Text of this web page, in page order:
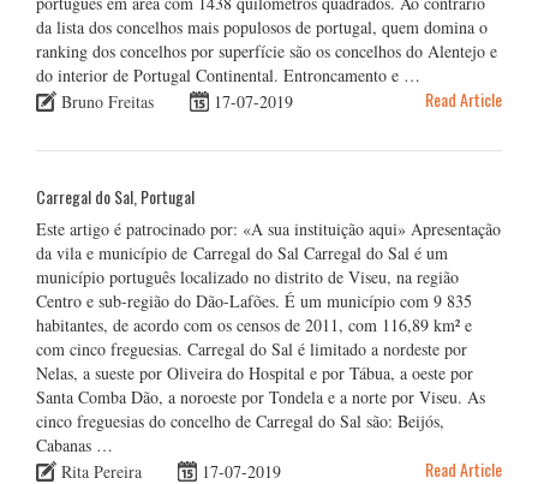
da lista dos concelhos mais populosos de portugal, quem domina o
ranking dos concelhos por superfície são os concelhos do Alentejo e
do interior de Portugal Continental. Entroncamento e …
Bruno Freitas
17-07-2019 Read Article
Carregal do Sal, Portugal
Este artigo é patrocinado por: «A sua instituição aqui» Apresentação
da vila e município de Carregal do Sal Carregal do Sal é um
município português localizado no distrito de Viseu, na região
Centro e sub-região do Dão-Lafões. É um município com 9 835
habitantes, de acordo com os censos de 2011, com 116,89 km² e
com cinco freguesias. Carregal do Sal é limitado a nordeste por
Nelas, a sueste por Oliveira do Hospital e por Tábua, a oeste por
Santa Comba Dão, a noroeste por Tondela e a norte por Viseu. As
cinco freguesias do concelho de Carregal do Sal são: Beijós,
Cabanas …
Rita Pereira
17-07-2019 Read Article